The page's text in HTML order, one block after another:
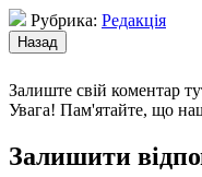
Рубрика: Редакція
Залиште свій коментар
Увага! Пам'ятайте, що
Залишити